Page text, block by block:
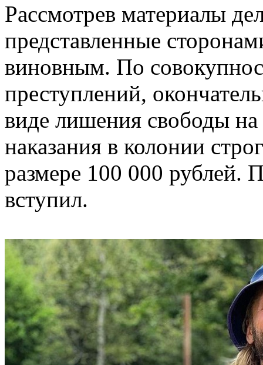
Рассмотрев материалы
представленные
виновным. По
преступлений,
виде лишения свободы
наказания в колонии
размере 100 000 рублей.
вступил.